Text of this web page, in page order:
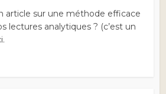
article sur une méthode efficace
lectures analytiques ? (c’est un